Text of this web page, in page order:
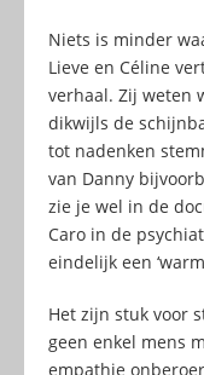
Niets is minder
Lieve en Céline
verhaal. Zij weten
dikwijls de
tot nadenken
van Danny
zie je wel in de
Caro in de
eindelijk een
Het zijn stuk voor
geen enkel mens
empathie